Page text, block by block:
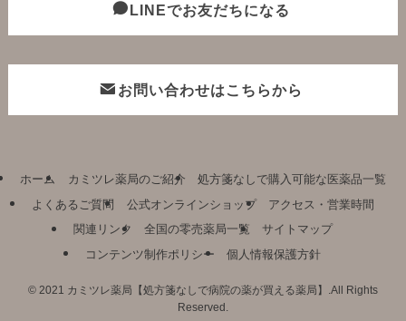
LINEでお友だちになる
お問い合わせはこちらから
ホーム カミツレ薬局のご紹介
処方箋なしで購入可能な医薬品一覧
よくあるご質問
公式オンラインショップ
アクセス・営業時間
関連リンク
全国の零売薬局一覧
サイトマップ
コンテンツ制作ポリシー
個人情報保護方針
© 2021 カミツレ薬局【処方箋なしで病院の薬が買える薬局】.All Rights
Reserved.